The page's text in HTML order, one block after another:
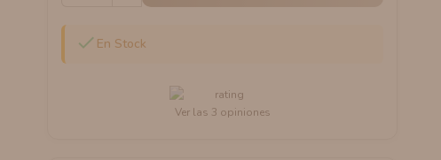
 En Stock
Ver las 3 opiniones